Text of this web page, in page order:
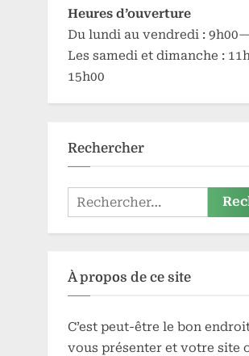
Heures d’ouverture
Du lundi au vendredi :
Les samedi et dimanche :
15h00
Rechercher
Rechercher :
À propos de ce site
C’est peut-être le bon
vous présenter et votre site